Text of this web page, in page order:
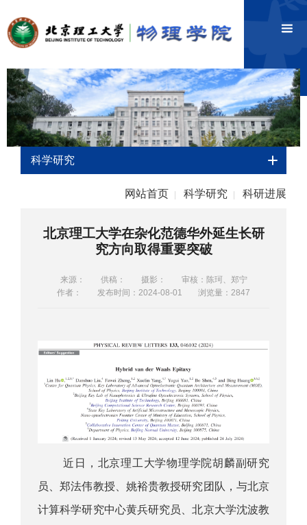
科学研究
网站首页 科学研究 科研进展
北京理工大学在杂化范德华外延生长研
究方向取得重要突破
来源： 供稿： 摄影：
审核：陈珂、郑宁
作者：
发布时间：2024-08-01 浏览量： 2847
近日，北京理工大学物理学院胡麟副研究
员、郑法伟教授、姚裕贵教授研究团队，与北京
计算科学研究中心黄兵研究员、北京大学沈波教